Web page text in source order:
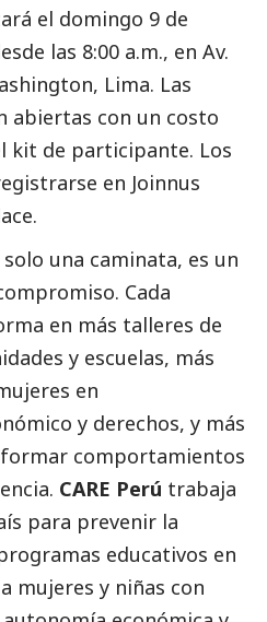
el domingo 9 de
las 8:00 a.m., en Av.
Lima. Las
abiertas con un costo
kit de participante. Los
en Joinnus
.
solo una caminata, es un
Cada
en más talleres de
y escuelas, más
en
y derechos, y más
comportamientos
CARE Perú trabaja
para prevenir la
educativos en
mujeres y niñas con